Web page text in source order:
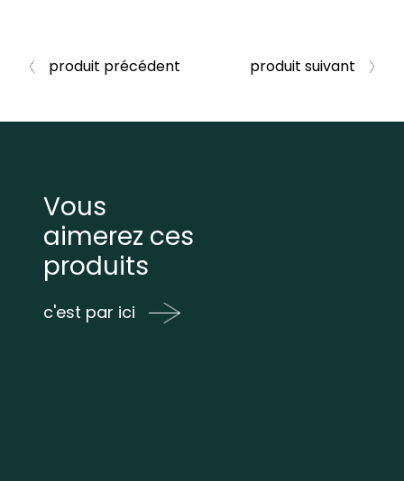
produit précédent produit suivant
Vous
aimerez ces
produits
c'est par ici